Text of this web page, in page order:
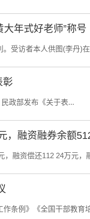
大年式好老师”称号
受访者本人供图(李丹)在
彰
政部发布《关于表...
，融资融券余额
，融资偿还112 24万元，
作条例》《全国干部教育